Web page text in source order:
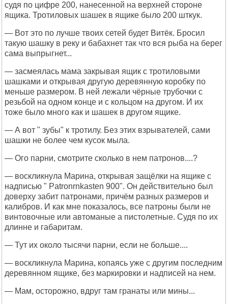
судя по цифре 200, нанесенной на верхней стороне
ящика. Тротиловых шашек в ящике было 200 шткук.
— Вот это по лучше твоих сетей будет Витёк. Бросил
такую шашку в реку и бабахнет так что вся рыба на берег
сама выпрыгнет...
— засмеялась мама закрывая ящик с тротиловыми
шашками и открывая другую деревянную коробку по
меньше размером. В ней лежали чёрные трубочки с
резьбой на одном конце и с кольцом на другом. И их
тоже было много как и шашек в другом ящике.
— А вот " зубы" к тротилу. Без этих взрывателей, сами
шашки не более чем кусок мыла.
— Ого парни, смотрите сколько в нем патронов....?
— воскликнула Марина, открывая защёлки на ящике с
надписью " Patronrnkasten 900". Он действительно был
доверху забит патронами, причём разных размеров и
калибров. И как мне показалось, все патроны были не
винтовочные или автоманые а пистолетные. Судя по их
длинне и габаритам.
— Тут их около тысячи парни, если не больше....
— воскликнула Марина, копаясь уже с другим последним
деревянном ящике, без маркировки и надписей на нем.
— Мам, осторожно, вдруг там гранаты или мины...